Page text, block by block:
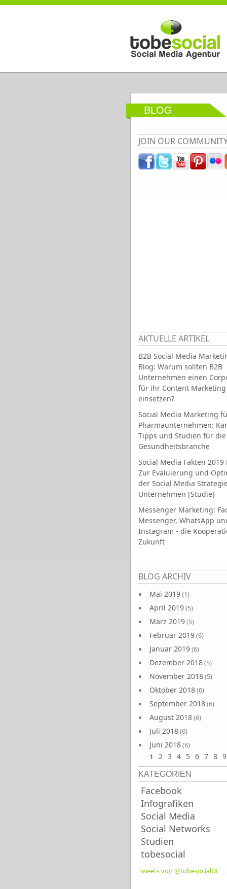
Direkt zum Inhalt
BLOG
JOIN OUR
AKTUELLE ARTIKEL
B2B Social Media
Blog: Warum sollten B2B
Unternehmen einen
für ihr Content Marketing
einsetzen?
Social Media Marketing
Pharmaunternehmen:
Tipps und Studien für die
Gesundheitsbranche
Social Media Fakten 2019
Zur Evaluierung und
der Social Media
Unternehmen [Studie]
Messenger Marketing:
Messenger, WhatsApp
Instagram - die
Zukunft
BLOG ARCHIV
Mai 2019(1)
April 2019(5)
März 2019(5)
Februar 2019(6)
Januar 2019(6)
Dezember 2018(5)
November 2018(5)
Oktober 2018(6)
September 2018(6)
August 2018(6)
Juli 2018(6)
Juni 2018(6)
Seiten
1 2 3 4 5 6 7 8 9
KATEGORIEN
Facebook
Infografiken
Social Media
Social Networks
Studien
tobesocial
Tweets von @tobesocialDE